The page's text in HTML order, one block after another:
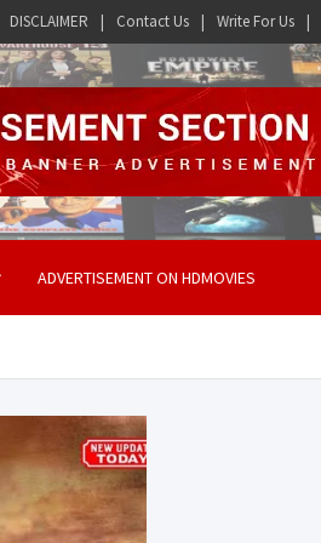
DISCLAIMER Contact Us Write For Us
ADVERTISEMENT ON HDMOVIES